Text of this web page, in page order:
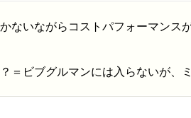
ないながらコストパフォーマンス
＝ビブグルマンには入らないが、